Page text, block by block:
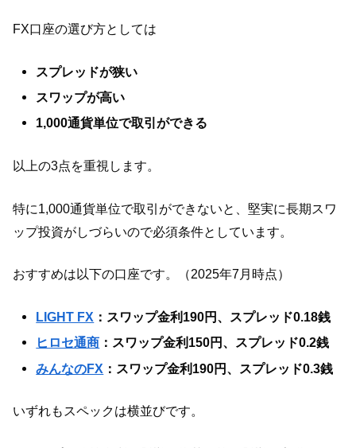
FX口座の選び方としては
スプレッドが狭い
スワップが高い
1,000通貨単位で取引ができる
以上の3点を重視します。
特に1,000通貨単位で取引ができないと、堅実に長期スワ
ップ投資がしづらいので必須条件としています。
おすすめは以下の口座です。（2025年7月時点）
LIGHT FX ：スワップ金利190円、スプレッド0.18銭
ヒロセ通商 ：スワップ金利150円、スプレッド0.2銭
みんなのFX ：スワップ金利190円、スプレッド0.3銭
いずれもスペックは横並びです。